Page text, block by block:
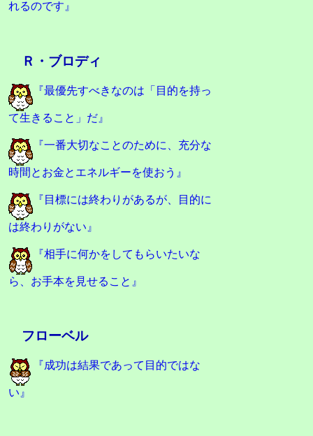
れるのです』
Ｒ・ブロディ
『最優先すべきなのは「目的を持っ
て生きること」だ』
『一番大切なことのために、充分な
時間とお金とエネルギーを使おう』
『目標には終わりがあるが、目的に
は終わりがない』
『相手に何かをしてもらいたいな
ら、お手本を見せること』
フローベル
『成功は結果であって目的ではな
い』